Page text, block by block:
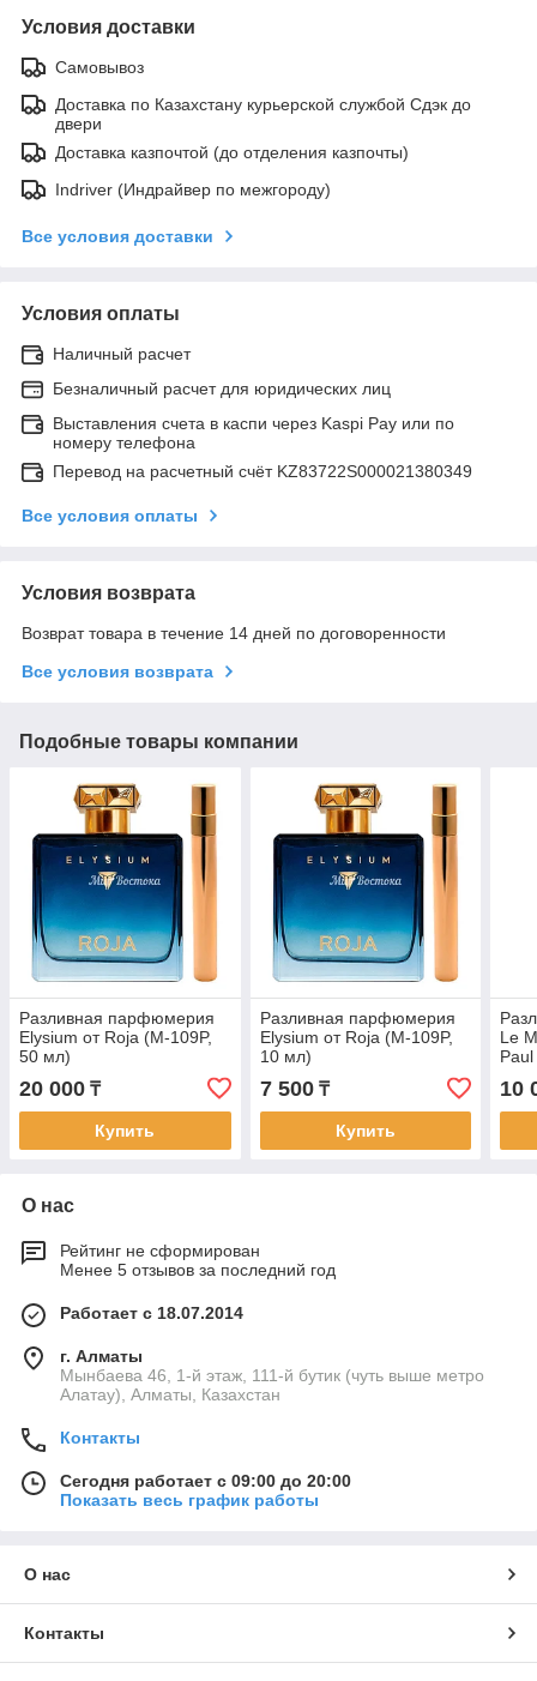
Условия доставки
Самовывоз
Доставка по Казахстану курьерской службой Сдэк до
двери
Доставка казпочтой (до отделения казпочты)
Indriver (Индрайвер по межгороду)
Все условия доставки
Условия оплаты
Наличный расчет
Безналичный расчет для юридических лиц
Выставления счета в каспи через Kaspi Pay или по
номеру телефона
Перевод на расчетный счёт KZ83722S000021380349
Все условия оплаты
Условия возврата
Возврат товара в течение 14 дней по договоренности
Все условия возврата
Подобные товары компании
Разливная парфюмерия
Elysium от Roja (M-109P,
50 мл)
20 000 ₸
Купить
Разливная парфюмерия
Elysium от Roja (M-109P,
10 мл)
7 500₸
Купить
Le
10
О нас
Рейтинг не сформирован
Менее 5 отзывов за последний год
Работает с 18.07.2014
г. Алматы
Мынбаева 46, 1-й этаж, 111-й бутик (чуть выше метро
Алатау), Алматы, Казахстан
Контакты
Сегодня работает с 09:00 до 20:00
Показать весь график работы
О нас
Контакты